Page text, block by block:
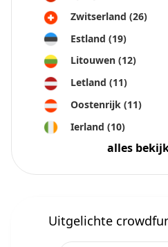
Zwitserland (26)
Estland (19)
Litouwen (12)
Letland (11)
Oostenrijk (11)
Ierland (10)
alles
Uitgelichte